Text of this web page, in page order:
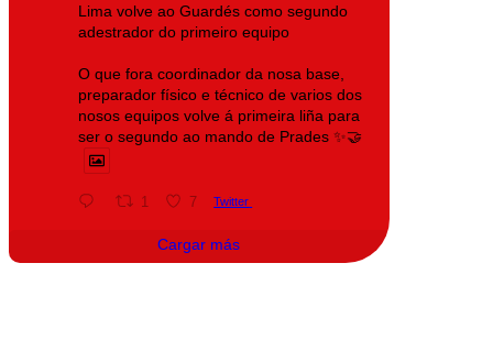
Lima volve ao Guardés como segundo
adestrador do primeiro equipo
O que fora coordinador da nosa base,
preparador físico e técnico de varios dos
nosos equipos volve á primeira liña para
ser o segundo ao mando de Prades ✨🤝
1 7 Twitter
Cargar más